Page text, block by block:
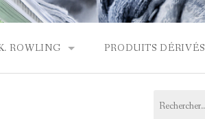
ROWLING PRODUITS DÉRIVÉS